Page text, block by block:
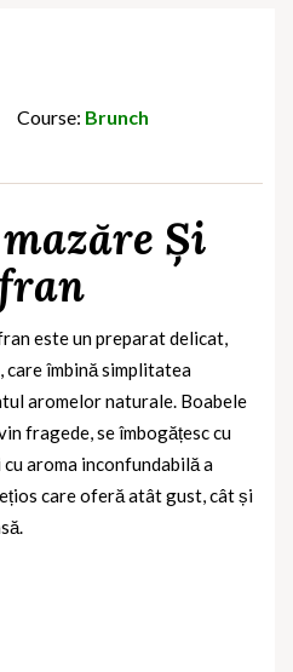
Course: Brunch
Și
este un preparat delicat,
îmbină simplitatea
aromelor naturale. Boabele
fragede, se îmbogățesc cu
aroma inconfundabilă a
care oferă atât gust, cât și